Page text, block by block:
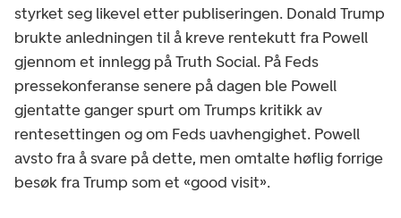
styrket seg likevel etter publiseringen. Donald Trump
brukte anledningen til å kreve rentekutt fra Powell
gjennom et innlegg på Truth Social. På Feds
pressekonferanse senere på dagen ble Powell
gjentatte ganger spurt om Trumps kritikk av
rentesettingen og om Feds uavhengighet. Powell
avsto fra å svare på dette, men omtalte høflig forrige
besøk fra Trump som et «good visit».